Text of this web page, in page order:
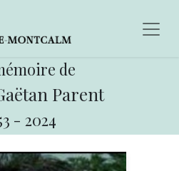
de
Parent
- 2024